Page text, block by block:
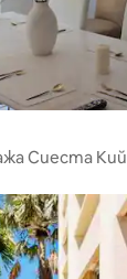
Сиеста Кий
гостите